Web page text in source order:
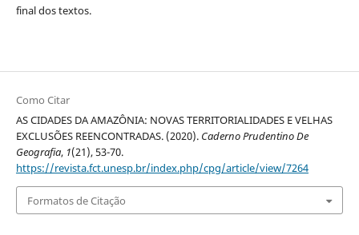
final dos textos.
Como Citar
AS CIDADES DA AMAZÔNIA: NOVAS TERRITORIALIDADES E VELHAS
EXCLUSÕES REENCONTRADAS. (2020). Caderno Prudentino De
Geografia, 1(21), 53-70.
https://revista.fct.unesp.br/index.php/cpg/article/view/7264
Formatos de Citação